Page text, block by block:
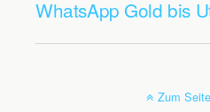
WhatsApp Gold bis
Zum